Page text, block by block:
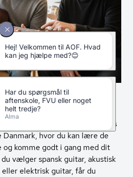
med AOF
for at lære at spille guitar? Hos
Danmark, hvor du kan lære de
og komme godt i gang med dit
vælger spansk guitar, akustisk
elektrisk guitar, får du